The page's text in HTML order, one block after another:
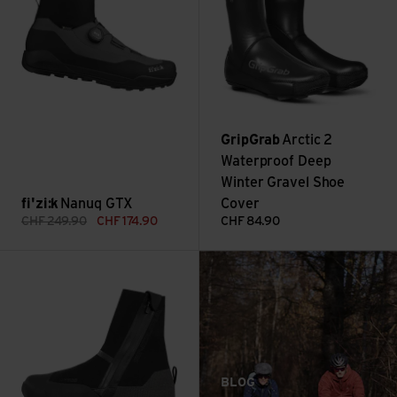
fi'zi:k Nanuq GTX
CHF249.90 CHF 174.90
GripGrab Arctic 2
Waterproof Deep
Winter Gravel Shoe
Cover
CHF 84.90
BLOG
Mehr lesen: Gravelbike im